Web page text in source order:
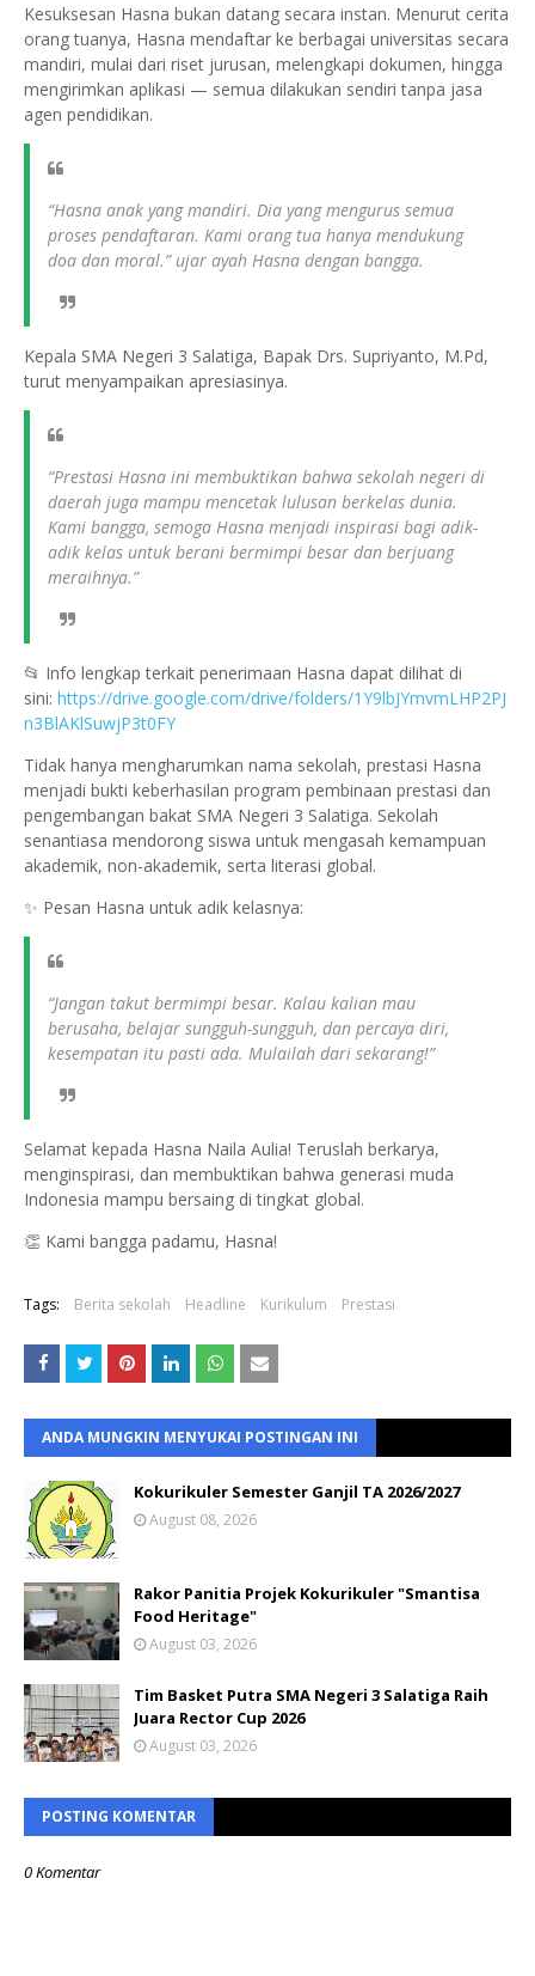
Kesuksesan Hasna bukan datang secara instan. Menurut cerita
orang tuanya, Hasna mendaftar ke berbagai universitas secara
mandiri, mulai dari riset jurusan, melengkapi dokumen, hingga
mengirimkan aplikasi — semua dilakukan sendiri tanpa jasa
agen pendidikan.
“Hasna anak yang mandiri. Dia yang mengurus semua
proses pendaftaran. Kami orang tua hanya mendukung
doa dan moral.” ujar ayah Hasna dengan bangga.
Kepala SMA Negeri 3 Salatiga, Bapak Drs. Supriyanto, M.Pd,
turut menyampaikan apresiasinya.
“Prestasi Hasna ini membuktikan bahwa sekolah negeri di
daerah juga mampu mencetak lulusan berkelas dunia.
Kami bangga, semoga Hasna menjadi inspirasi bagi adik-
adik kelas untuk berani bermimpi besar dan berjuang
meraihnya.”
📂 Info lengkap terkait penerimaan Hasna dapat dilihat di
sini: https://drive.google.com/drive/folders/1Y9lbJYmvmLHP2PJ
n3BlAKlSuwjP3t0FY
Tidak hanya mengharumkan nama sekolah, prestasi Hasna
menjadi bukti keberhasilan program pembinaan prestasi dan
pengembangan bakat SMA Negeri 3 Salatiga. Sekolah
senantiasa mendorong siswa untuk mengasah kemampuan
akademik, non-akademik, serta literasi global.
✨ Pesan Hasna untuk adik kelasnya:
“Jangan takut bermimpi besar. Kalau kalian mau
berusaha, belajar sungguh-sungguh, dan percaya diri,
kesempatan itu pasti ada. Mulailah dari sekarang!”
Selamat kepada Hasna Naila Aulia! Teruslah berkarya,
menginspirasi, dan membuktikan bahwa generasi muda
Indonesia mampu bersaing di tingkat global.
👏 Kami bangga padamu, Hasna!
Tags: Berita sekolah Headline Kurikulum Prestasi
ANDA MUNGKIN MENYUKAI POSTINGAN INI
Kokurikuler Semester Ganjil TA 2026/2027
August 08, 2026
Rakor Panitia Projek Kokurikuler "Smantisa
Food Heritage"
August 03, 2026
Tim Basket Putra SMA Negeri 3 Salatiga Raih
Juara Rector Cup 2026
August 03, 2026
POSTING KOMENTAR
0 Komentar